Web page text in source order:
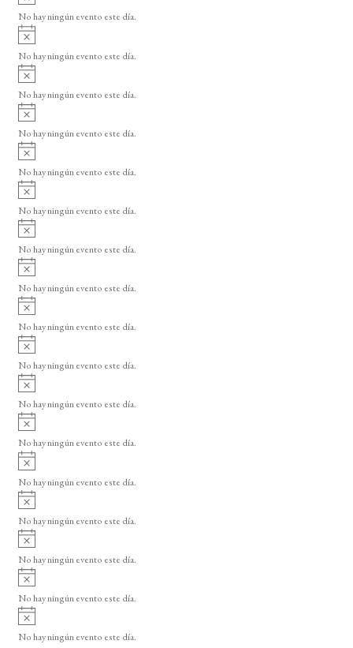
o
v
i
o
No hay ningún evento este día.
A
v
i
o
No hay ningún evento este día.
A
v
i
o
No hay ningún evento este día.
A
v
i
o
No hay ningún evento este día.
A
v
i
o
No hay ningún evento este día.
A
v
i
o
No hay ningún evento este día.
A
v
i
o
No hay ningún evento este día.
A
v
i
o
No hay ningún evento este día.
A
v
i
o
No hay ningún evento este día.
A
v
i
o
No hay ningún evento este día.
A
v
i
o
No hay ningún evento este día.
A
v
i
o
No hay ningún evento este día.
A
v
i
o
No hay ningún evento este día.
A
v
i
o
No hay ningún evento este día.
A
v
i
o
No hay ningún evento este día.
A
v
i
o
No hay ningún evento este día.
A
v
i
No hay ningún evento este día.